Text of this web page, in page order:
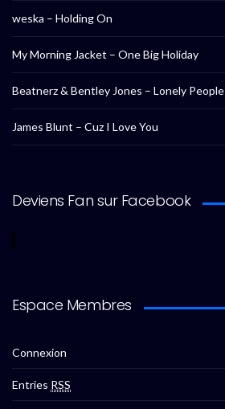
weska – Holding On
My Morning Jacket – One Big Holiday
Beatnerz & Bentley Jones – Lonely People
James Blunt – Cuz I Love You
Deviens Fan sur Facebook
Espace Membres
Connexion
Entries RSS